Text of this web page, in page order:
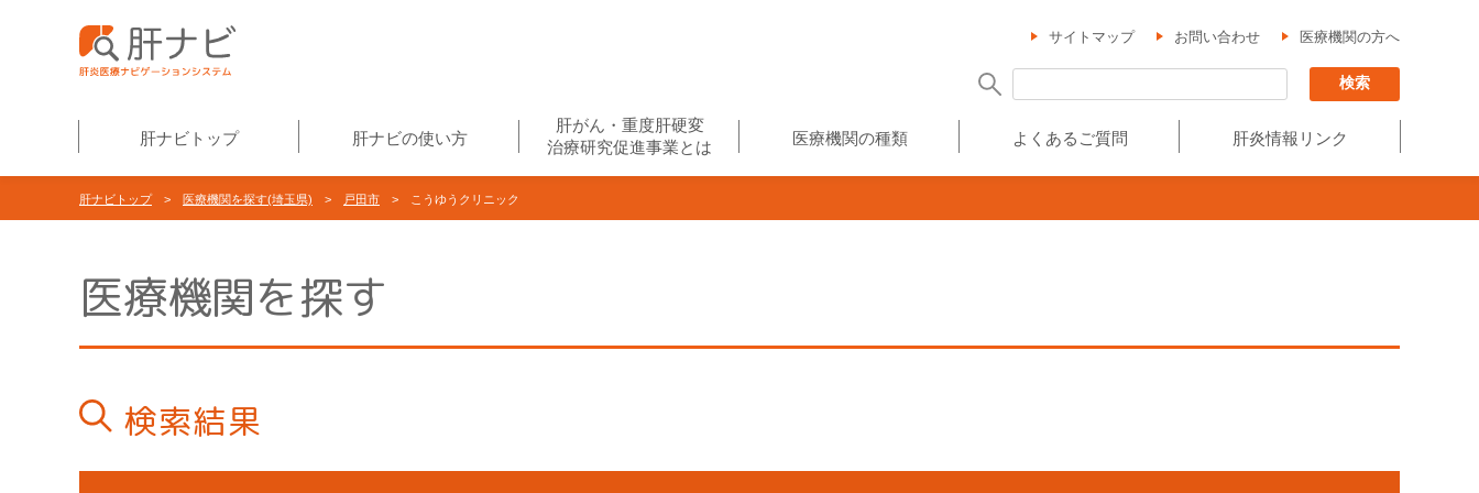
サイトマップ お問い合わせ 医療機関の方へ
肝ナビトップ 肝ナビの使い方
肝がん・重度肝硬変
治療研究促進事業とは
医療機関の種類 よくあるご質問 肝炎情報リンク
肝ナビトップ> 医療機関を探す(埼玉県) > 戸田市 > こうゆうクリニック
医療機関を探す
検索結果